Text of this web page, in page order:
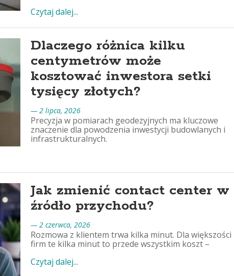
Czytaj dalej...
Dlaczego różnica kilku
centymetrów może
kosztować inwestora setki
tysięcy złotych?
— 2 lipca, 2026
Precyzja w pomiarach geodezyjnych ma kluczowe
znaczenie dla powodzenia inwestycji budowlanych i
infrastrukturalnych.
Jak zmienić contact center w
źródło przychodu?
— 2 czerwca, 2026
Rozmowa z klientem trwa kilka minut. Dla większości
firm te kilka minut to przede wszystkim koszt –
Czytaj dalej...